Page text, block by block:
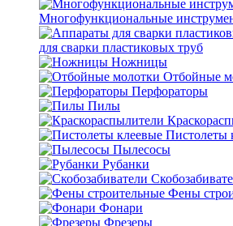
Многофункциональные
для сварки пластиковых труб
Ножницы
Отбойные
Перфораторы
Пилы
Пистолеты
Пылесосы
Рубанки
Фены
Фонари
Фрезеры